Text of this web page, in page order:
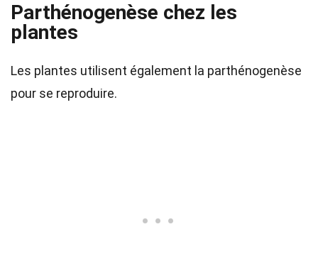
Parthénogenèse chez les
plantes
Les plantes utilisent également la parthénogenèse
pour se reproduire.